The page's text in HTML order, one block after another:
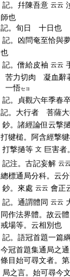
記。幷陳吾意 云云
師也
記。旬日 十日也
記。凶問奄至恰與
也
記。僧給皮袖 云云
苦力切肉 凝血辭
一悟セヨ
記。貞觀六年季春
記。大行者 菩薩大
鈔。諸經論但云撃
打犍槌。阿含經撃
打撃撾等 文 巨害者
記注。古記妄解 云
總標通局分科。云
鈔。來處 云云 會正
記。通謂體同 云云
同作法界體。故云
戒場等。云相別也
記。語冠首題一篇
今冠首題集通局之
條目始可尋文者。
局之言。始可尋今